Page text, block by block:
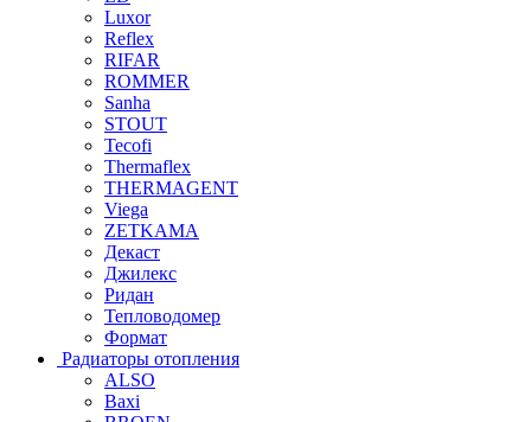
Luxor
Reflex
RIFAR
ROMMER
Sanha
STOUT
Tecofi
Thermaflex
THERMAGENT
Viega
ZETKAMA
Декаст
Джилекс
Ридан
Тепловодомер
Формат
Радиаторы отопления
ALSO
Baxi